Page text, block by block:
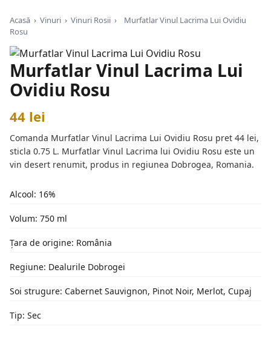
Acasă › Vinuri › Vinuri Rosii ›
Murfatlar Vinul Lacrima Lui Ovidiu
Rosu
Murfatlar Vinul Lacrima Lui
Ovidiu Rosu
44 lei
Comanda Murfatlar Vinul Lacrima Lui Ovidiu Rosu pret 44 lei,
sticla 0.75 L. Murfatlar Vinul Lacrima lui Ovidiu Rosu este un
vin desert renumit, produs in regiunea Dobrogea, Romania.
Alcool: 16%
Volum: 750 ml
Țara de origine: România
Regiune: Dealurile Dobrogei
Soi strugure: Cabernet Sauvignon, Pinot Noir, Merlot, Cupaj
Tip: Sec